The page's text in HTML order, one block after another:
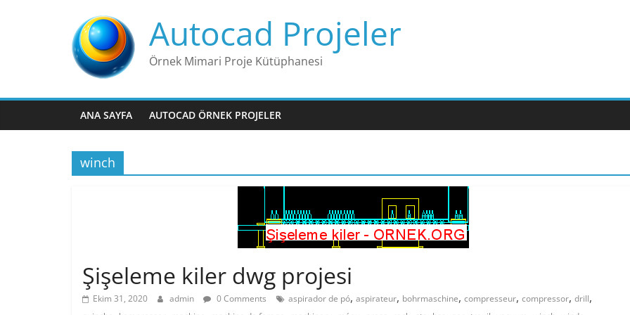
Autocad Projeler
Örnek Mimari Proje Kütüphanesi
ANA SAYFA AUTOCAD ÖRNEK PROJELER
winch
Şişeleme kiler dwg projesi
Ekim 31, 2020 admin 0 Comments aspirador de pó, aspirateur, bohrmaschine, compresseur, compressor, drill,